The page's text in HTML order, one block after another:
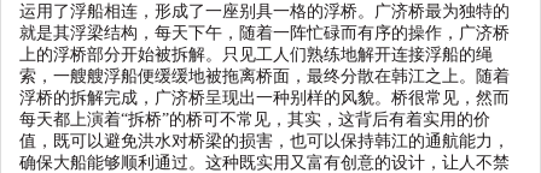
运用了浮船相连，形成了一座别具一格的浮桥。广济桥最为独特的
就是其浮梁结构，每天下午，随着一阵忙碌而有序的操作，广济桥
上的浮桥部分开始被拆解。只见工人们熟练地解开连接浮船的绳
索，一艘艘浮船便缓缓地被拖离桥面，最终分散在韩江之上。随着
浮桥的拆解完成，广济桥呈现出一种别样的风貌。桥很常见，然而
每天都上演着“拆桥”的桥可不常见，其实，这背后有着实用的价
值，既可以避免洪水对桥梁的损害，也可以保持韩江的通航能力，
确保大船能够顺利通过。这种既实用又富有创意的设计，让人不禁